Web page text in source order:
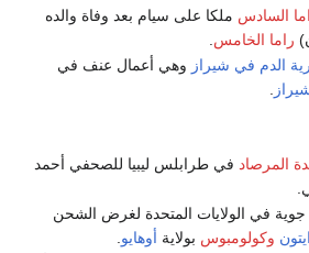
السادس ملكا على سيام بعد وفاة والده
راما الخامس
الدم في شيراز وهي أعمال عنف في
المرصاد في طرابلس ليبيا للصحفي أحمد
في الولايات المتحدة لغرض الشحن
وكولومبوس بولاية أوهايو